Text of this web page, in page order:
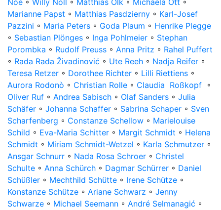
Noë ◦ Willy Noll ◦ Matthias Olk ◦ Michaela Ott ◦
Marianne Papst ◦ Matthias Pasdzierny ◦ Karl-Josef
Pazzini ◦ Maria Peters ◦ Goda Plaum ◦ Henrike Plegge
◦ Sebastian Plönges ◦ Inga Pohlmeier ◦ Stephan
Porombka ◦ Rudolf Preuss ◦ Anna Pritz ◦ Rahel Puffert
◦ Rada Rada Živadinović ◦ Ute Reeh ◦ Nadja Reifer ◦
Teresa Retzer ◦ Dorothee Richter ◦ Lilli Riettiens ◦
Aurora Rodonò ◦ Christian Rolle ◦ Claudia Roßkopf ◦
Oliver Ruf ◦ Andrea Sabisch ◦ Olaf Sanders ◦ Julia
Schäfer ◦ Johanna Schaffer ◦ Sabrina Schaper ◦ Sven
Scharfenberg ◦ Constanze Schellow ◦ Marielouise
Schild ◦ Eva-Maria Schitter ◦ Margit Schmidt ◦ Helena
Schmidt ◦ Miriam Schmidt-Wetzel ◦ Karla Schmutzer ◦
Ansgar Schnurr ◦ Nada Rosa Schroer ◦ Christel
Schulte ◦ Anna Schürch ◦ Dagmar Schürrer ◦ Daniel
Schüßler ◦ Mechthild Schütte ◦ Irene Schütze ◦
Konstanze Schütze ◦ Ariane Schwarz ◦ Jenny
Schwarze ◦ Michael Seemann ◦ André Selmanagić ◦